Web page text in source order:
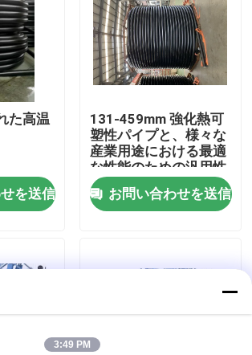
可塑性の管
た高温
を送信
131-459mm 強化熱可
塑性パイプと、様々な
産業用途における最適
な性能のための汎用性
お問い合わせを送信
3:49 PM